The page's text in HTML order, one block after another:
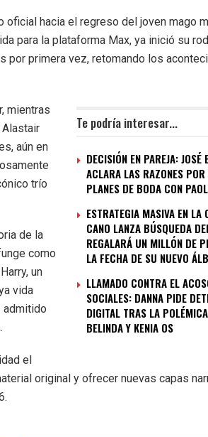
hacia el regreso del joven mago
para la plataforma Max, ya inició su
primera vez, retomando los
Te podría interesar...
DECISIÓN EN PAREJA: JOSÉ
ACLARA LAS RAZONES
PLANES DE BODA CON
ESTRATEGIA MASIVA EN LA
CANO LANZA BÚSQUEDA
REGALARÁ UN MILLÓN DE
LA FECHA DE SU NUEVO
LLAMADO CONTRA EL
SOCIALES: DANNA PIDE
DIGITAL TRAS LA
BELINDA Y KENIA OS
mientras
Alastair
aún en
trío
de la
como
un
vida
admitido
el
original y ofrecer nuevas capas